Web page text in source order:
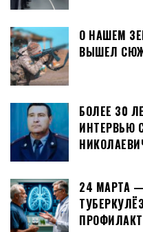
О НАШЕМ
ВЫШЕЛ
БОЛЕЕ 30
ИНТЕРВЬЮ
24 МАРТА